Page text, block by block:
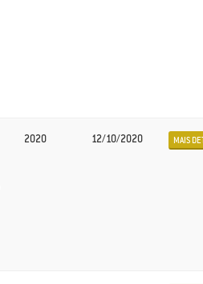
2020 12/10/2020 MAIS